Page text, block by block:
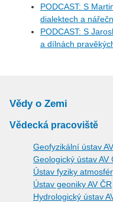
PODCAST: S
dialektech a
PODCAST: S
a dílnách
Vědy o Zemi
Vědecká pracoviště
Geofyzikální ústav
Geologický ústav AV
Ústav fyziky
Ústav geoniky AV ČR
Hydrologický ústav